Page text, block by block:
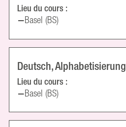
Lieu du cours :
Basel (BS)
Deutsch, Alphabetisierung
Lieu du cours :
Basel (BS)